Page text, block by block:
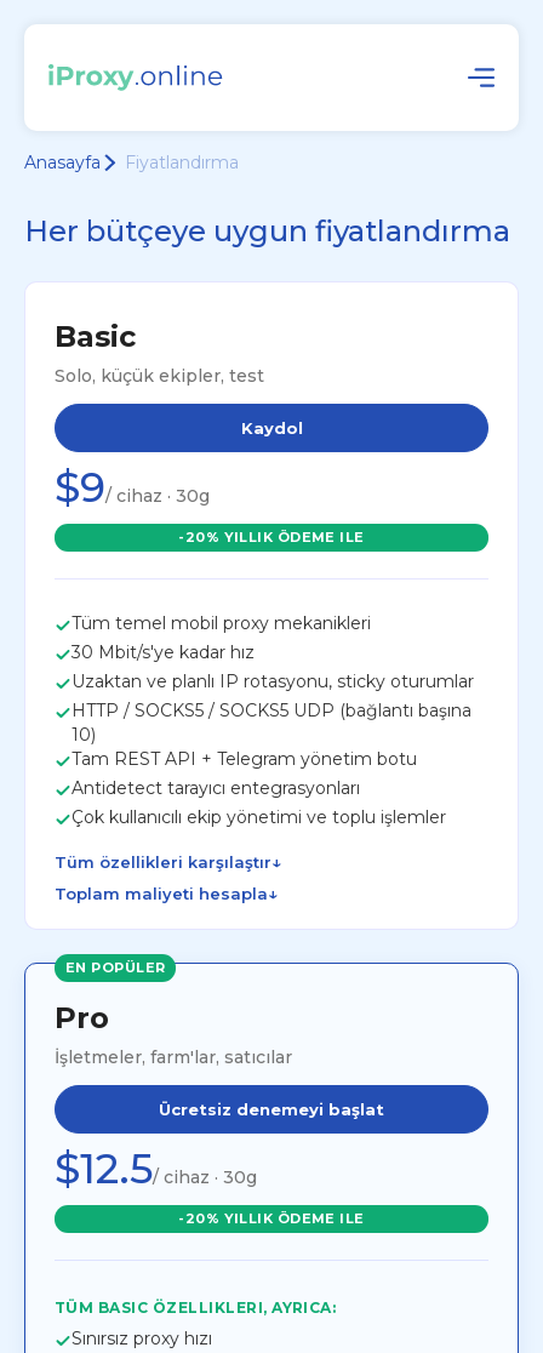
Anasayfa Fiyatlandırma
Her bütçeye uygun fiyatlandırma
Basic
Solo, küçük ekipler, test
Kaydol
$9/ cihaz · 30g
-20% YILLIK ÖDEME ILE
Tüm temel mobil proxy mekanikleri
30 Mbit/s'ye kadar hız
Uzaktan ve planlı IP rotasyonu, sticky oturumlar
HTTP / SOCKS5 / SOCKS5 UDP (bağlantı başına
10)
Tam REST API + Telegram yönetim botu
Antidetect tarayıcı entegrasyonları
Çok kullanıcılı ekip yönetimi ve toplu işlemler
Tüm özellikleri karşılaştır↓
Toplam maliyeti hesapla↓
EN POPÜLER
Pro
İşletmeler, farm'lar, satıcılar
Ücretsiz denemeyi başlat
$12.5/ cihaz · 30g
-20% YILLIK ÖDEME ILE
TÜM BASIC ÖZELLIKLERI, AYRICA:
Sınırsız proxy hızı